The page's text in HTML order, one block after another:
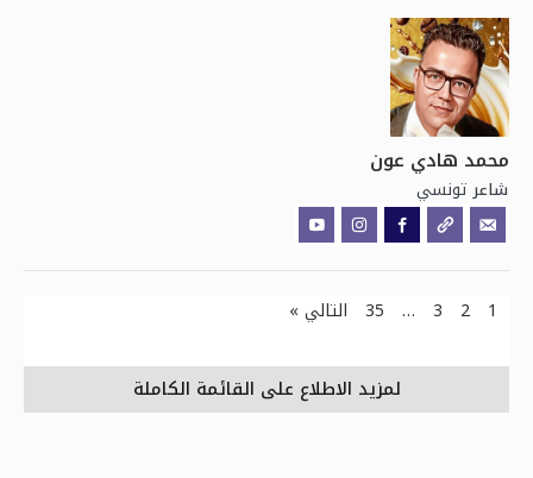
محمد هادي عون
شاعر تونسي
1
2
3
…
35 التالي »
لمزيد الاطلاع على القائمة الكاملة